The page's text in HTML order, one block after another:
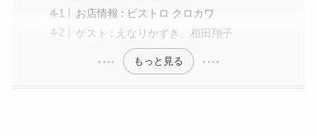
お店情報 : ビストロ クロカワ
ゲスト : えなりかずき、相田翔子
もっと見る